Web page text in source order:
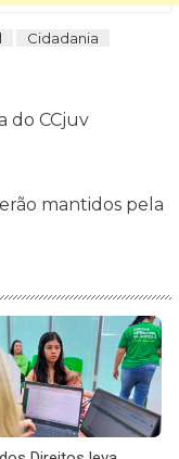
Cidadania
do CCjuv
mantidos pela